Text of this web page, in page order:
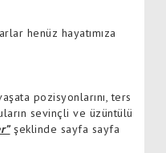
henüz hayatımıza
pozisyonlarını, ters
sevinçli ve üzüntülü
şeklinde sayfa sayfa